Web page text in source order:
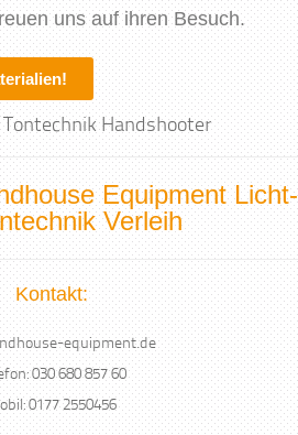
uns auf ihren Besuch.
Equipment Licht-
Verleih
Kontakt:
equipment.de
030 680 857 60
0177 2550456